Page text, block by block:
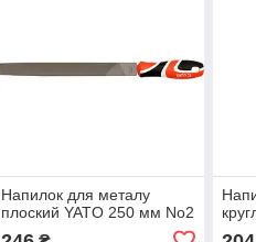
Напилок для металу
плоский YATO 250 мм No2